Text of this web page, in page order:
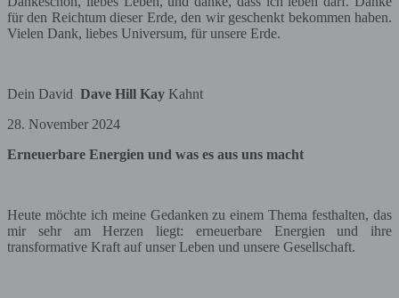
für den Reichtum dieser Erde, den wir geschenkt bekommen haben.
Vielen Dank, liebes Universum, für unsere Erde.
Dein David Dave Hill Kay Kahnt
28. November 2024
Erneuerbare Energien und was es aus uns macht
Heute möchte ich meine Gedanken zu einem Thema festhalten, das
mir sehr am Herzen liegt: erneuerbare Energien und ihre
transformative Kraft auf unser Leben und unsere Gesellschaft.